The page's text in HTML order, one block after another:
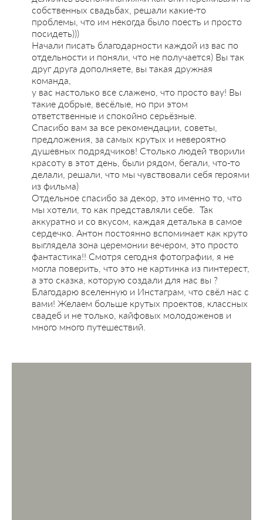
собственных свадьбах, решали какие-то
проблемы, что им некогда было поесть и просто
посидеть)))
Начали писать благодарности каждой из вас по
отдельности и поняли, что не получается) Вы так
друг друга дополняете, вы такая дружная
команда,
у вас настолько все слажено, что просто вау! Вы
такие добрые, весёлые, но при этом
ответственные и спокойно серьёзные.
Спасибо вам за все рекомендации, советы,
предложения, за самых крутых и невероятно
душевных подрядчиков! Столько людей творили
красоту в этот день, были рядом, бегали, что-то
делали, решали, что мы чувствовали себя героями
из фильма)
Отдельное спасибо за декор, это именно то, что
мы хотели, то как представляли себе. Так
аккуратно и со вкусом, каждая деталька в самое
сердечко. Антон постоянно вспоминает как круто
выглядела зона церемонии вечером, это просто
фантастика!! Смотря сегодня фотографии, я не
могла поверить, что это не картинка из пинтерест,
а это сказка, которую создали для нас вы ?
Благодарю вселенную и Инстаграм, что свёл нас с
вами! Желаем больше крутых проектов, классных
свадеб и не только, кайфовых молодоженов и
много много путешествий.